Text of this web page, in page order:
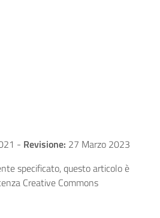
- Revisione: 27 Marzo 2023
specificato, questo articolo è
Creative Commons